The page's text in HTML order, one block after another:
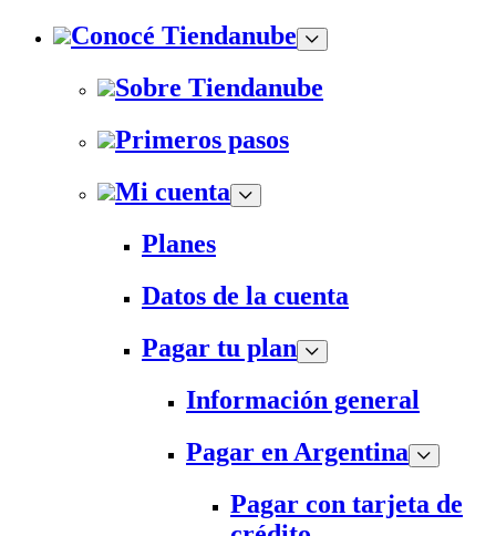
Conocé Tiendanube
Sobre Tiendanube
Primeros pasos
Mi cuenta
Planes
Datos de la cuenta
Pagar tu plan
Información general
Pagar en Argentina
Pagar con tarjeta de